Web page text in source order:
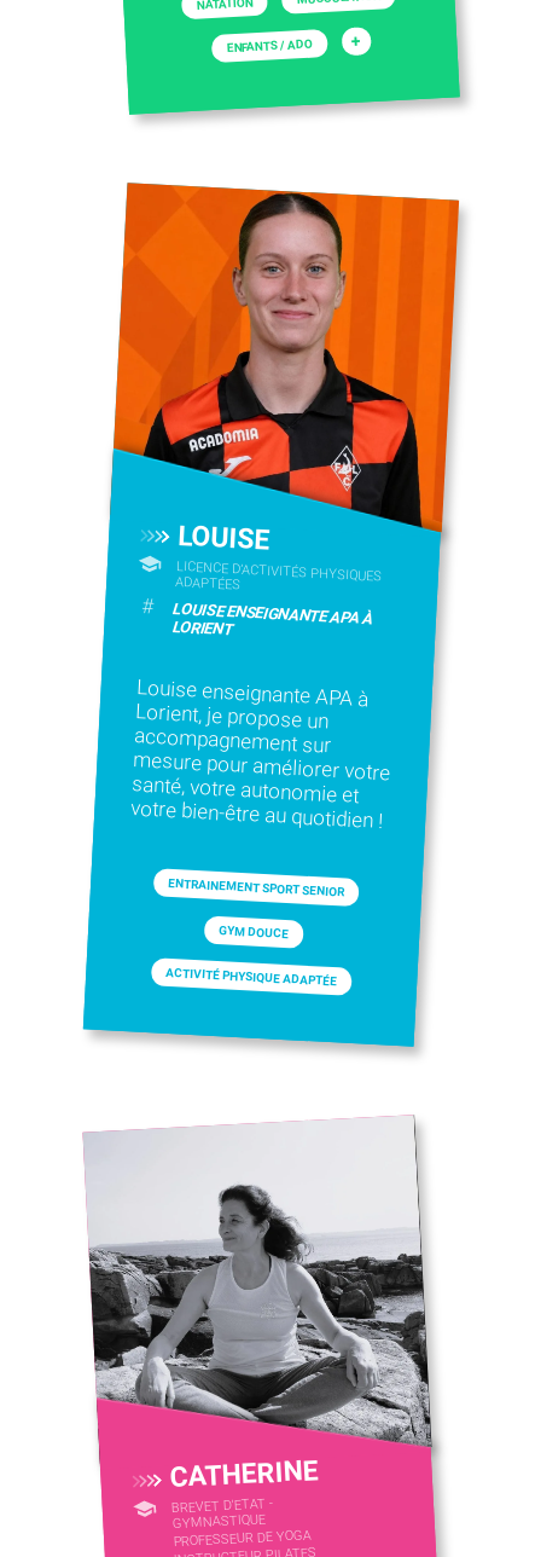
NATATION
ENFANTS / ADO +
LOUISE
LICENCE D’ACTIVITÉS PHYSIQUES
ADAPTÉES
# LOUISE ENSEIGNANTE APA À
LORIENT
Louise enseignante APA à
Lorient, je propose un
accompagnement sur
mesure pour améliorer votre
santé, votre autonomie et
votre bien-être au quotidien !
ENTRAINEMENT SPORT SENIOR
GYM DOUCE
ACTIVITÉ PHYSIQUE ADAPTÉE
CATHERINE
BREVET D'ETAT -
GYMNASTIQUE
PROFESSEUR DE YOGA